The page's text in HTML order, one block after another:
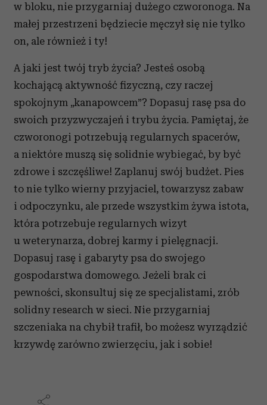
w bloku, nie przygarniaj dużego czworonoga. Na
małej przestrzeni będziecie męczył się nie tylko
on, ale również i ty!
A jaki jest twój tryb życia? Jesteś osobą
kochającą aktywność fizyczną, czy raczej
spokojnym „kanapowcem”? Dopasuj rasę psa do
swoich przyzwyczajeń i trybu życia. Pamiętaj, że
czworonogi potrzebują regularnych spacerów,
a niektóre muszą się solidnie wybiegać, by być
zdrowe i szczęśliwe! Zaplanuj swój budżet. Pies
to nie tylko wierny przyjaciel, towarzysz zabaw
i odpoczynku, ale przede wszystkim żywa istota,
która potrzebuje regularnych wizyt
u weterynarza, dobrej karmy i pielęgnacji.
Dopasuj rasę i gabaryty psa do swojego
gospodarstwa domowego. Jeżeli brak ci
pewności, skonsultuj się ze specjalistami, zrób
solidny research w sieci. Nie przygarniaj
szczeniaka na chybił trafił, bo możesz wyrządzić
krzywdę zarówno zwierzęciu, jak i sobie!